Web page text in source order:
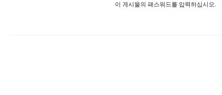
이 게시물의 패스워드를 입력하십시오.